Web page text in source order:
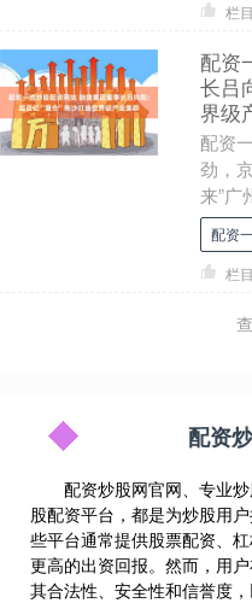
栏
配资
长吕
界级
配资
劲，
来”广
将于
企、
配资
栏
配资
配资炒股网官网、专业
股配资平台，都是为炒股用
些平台通常提供股票配资、
更高的出资回报。然而，用
其合法性、安全性和信誉度